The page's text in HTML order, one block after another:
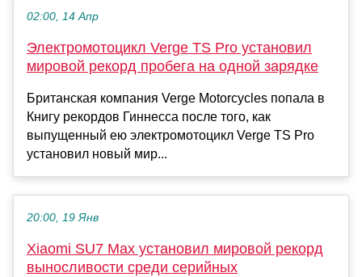
02:00, 14 Апр
Электромотоцикл Verge TS Pro установил
мировой рекорд пробега на одной зарядке
Британская компания Verge Motorcycles попала в
Книгу рекордов Гиннесса после того, как
выпущенный ею электромотоцикл Verge TS Pro
установил новый мир...
20:00, 19 Янв
Xiaomi SU7 Max установил мировой рекорд
выносливости среди серийных